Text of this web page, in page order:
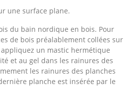
une surface plane.
du bain nordique en bois. Pour
de bois préalablement collées sur
un mastic hermétique
et au gel dans les rainures des
les rainures des planches
planche est insérée par le